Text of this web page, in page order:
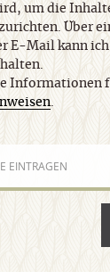
um die
Über
E-Mail kann
Informationen
.